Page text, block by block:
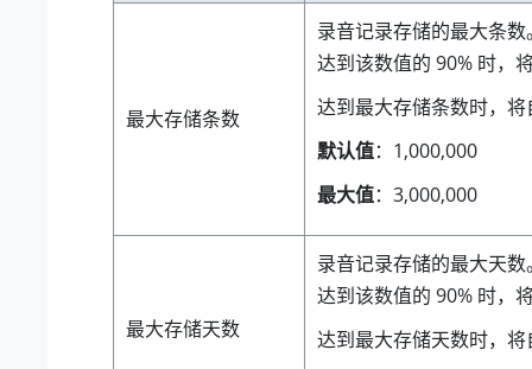
最大存储条数
录音记录存储的最大条数
达到该数值的 90% 时，
达到最大存储条数时，
默认值：1,000,000
最大值：3,000,000
最大存储天数
录音记录存储的最大天数
达到该数值的 90% 时，
达到最大存储天数时，